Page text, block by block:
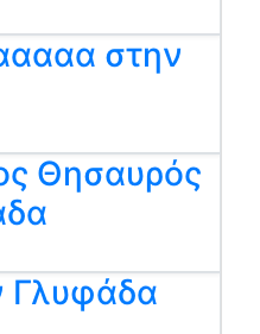
στην
Θησαυρός
Γλυφάδα